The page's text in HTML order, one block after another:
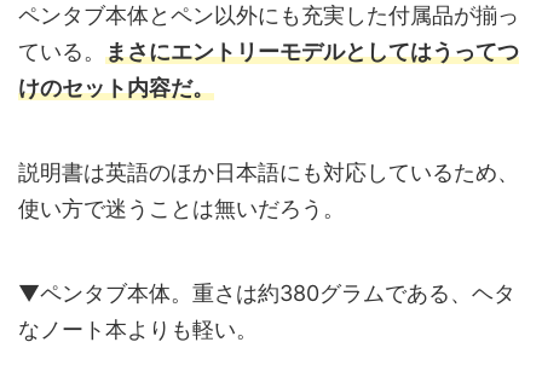
ペンタブ本体とペン以外にも充実した付属品が揃っ
ている。 まさにエントリーモデルとしてはうってつ
けのセット内容だ。
説明書は英語のほか日本語にも対応しているため、
使い方で迷うことは無いだろう。
▼ペンタブ本体。重さは約380グラムである、ヘタ
なノート本よりも軽い。